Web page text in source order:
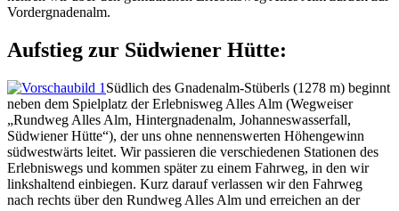
Vordergnadenalm.
Aufstieg zur Südwiener Hütte:
Südlich des Gnadenalm-Stüberls (1278 m) beginnt
neben dem Spielplatz der Erlebnisweg Alles Alm (Wegweiser
„Rundweg Alles Alm, Hintergnadenalm, Johanneswasserfall,
Südwiener Hütte“), der uns ohne nennenswerten Höhengewinn
südwestwärts leitet. Wir passieren die verschiedenen Stationen des
Erlebniswegs und kommen später zu einem Fahrweg, in den wir
linkshaltend einbiegen. Kurz darauf verlassen wir den Fahrweg
nach rechts über den Rundweg Alles Alm und erreichen an der